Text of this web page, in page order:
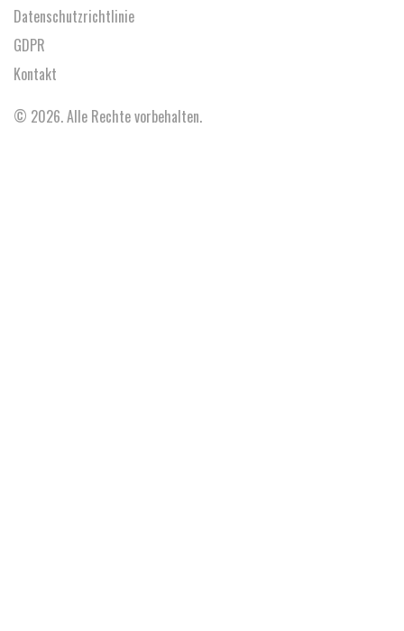
Datenschutzrichtlinie
GDPR
Kontakt
© 2026. Alle Rechte vorbehalten.